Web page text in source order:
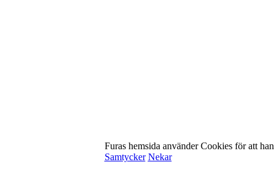
Furas hemsida använder Cookies för att
Samtycker Nekar